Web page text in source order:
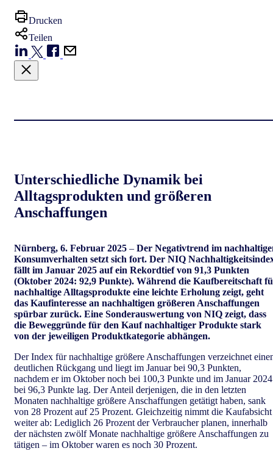
Drucken
Teilen
Unterschiedliche Dynamik bei
Alltagsprodukten und größeren
Anschaffungen
Nürnberg, 6. Februar 2025 – Der Negativtrend im
Konsumverhalten setzt sich fort. Der NIQ
fällt im Januar 2025 auf ein Rekordtief von 91,3 Punkten
(Oktober 2024: 92,9 Punkte). Während die Kaufbereitschaft
nachhaltige Alltagsprodukte eine leichte Erholung zeigt, geht
das Kaufinteresse an nachhaltigen größeren Anschaffungen
spürbar zurück. Eine Sonderauswertung von NIQ zeigt, dass
die Beweggründe für den Kauf nachhaltiger Produkte stark
von der jeweiligen Produktkategorie abhängen.
Der Index für nachhaltige größere Anschaffungen verzeichnet
deutlichen Rückgang und liegt im Januar bei 90,3 Punkten,
nachdem er im Oktober noch bei 100,3 Punkte und im Januar 2024
bei 96,3 Punkte lag. Der Anteil derjenigen, die in den letzten
Monaten nachhaltige größere Anschaffungen getätigt haben, sank
von 28 Prozent auf 25 Prozent. Gleichzeitig nimmt die Kaufabsicht
weiter ab: Lediglich 26 Prozent der Verbraucher planen, innerhalb
der nächsten zwölf Monate nachhaltige größere Anschaffungen zu
tätigen – im Oktober waren es noch 30 Prozent.